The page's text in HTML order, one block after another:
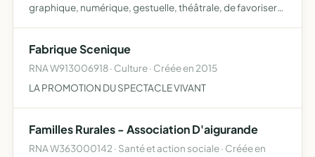
graphique, numérique, gestuelle, théâtrale, de favoriser
Fabrique Scenique
RNA W913006918 · Culture · Créée en 2015
LA PROMOTION DU SPECTACLE VIVANT
Familles Rurales - Association D'aigurande
RNA W363000142 · Santé et action sociale · Créée en